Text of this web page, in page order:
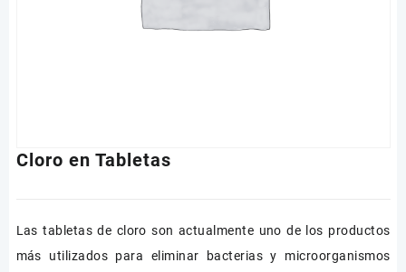
Cloro en Tabletas
Las tabletas de cloro son actualmente uno de los productos
más utilizados para eliminar bacterias y microorganismos